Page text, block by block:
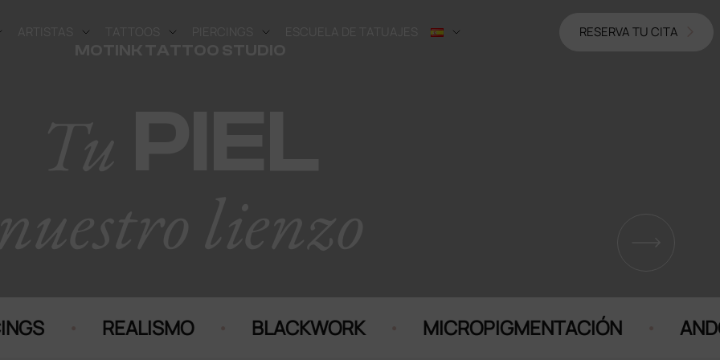
RESERVA TU CITA
· REALISMO · BLACKWORK · MICROPIGMENTACIÓN ·